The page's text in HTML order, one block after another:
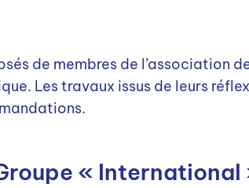
de membres de l’association
Les travaux issus de leurs
« International